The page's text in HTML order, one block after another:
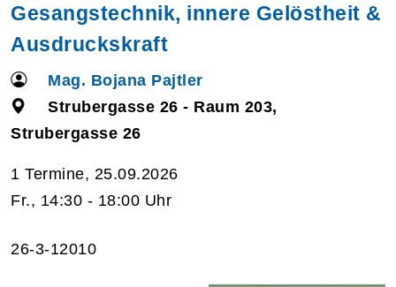
Gesangstechnik, innere Gelöstheit &
Ausdruckskraft
Mag. Bojana Pajtler
Strubergasse 26 - Raum 203,
Strubergasse 26
1 Termine, 25.09.2026
Fr., 14:30 - 18:00 Uhr
26-3-12010